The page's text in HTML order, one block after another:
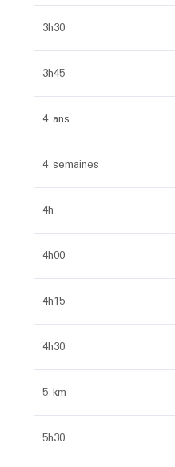
3h30
3h45
4 ans
4 semaines
4h
4h00
4h15
4h30
5 km
5h30